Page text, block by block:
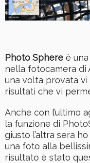
Photo Sphere è
nella fotocamera di
una volta provata
risultati che vi
Anche con l’ultimo
la funzione di
giusto l’altra sera
una foto alla
risultato è stato